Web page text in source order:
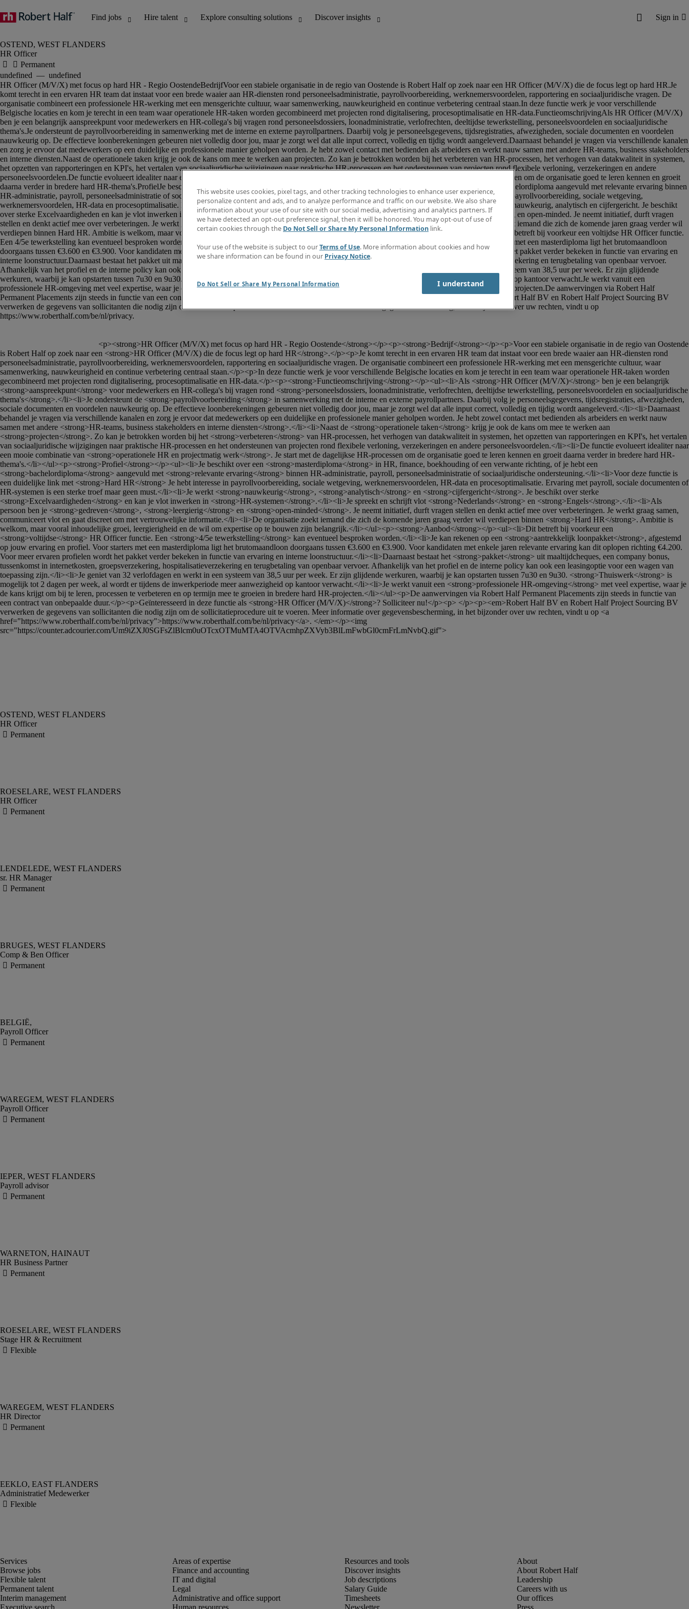
HR Officer
is Robert Half op zoek naar een <strong>HR Officer (M/V/X) die de focus legt op hard HR</strong>.</p><p>Je komt terecht in een ervaren HR team dat instaat voor een brede waaier aan HR-diensten rond
personeelsadministratie, payrollvoorbereiding, werknemersvoordelen, rapportering en sociaaljuridische vragen. De organisatie combineert een professionele HR-werking met een mensgerichte cultuur, waar
samenwerking, nauwkeurigheid en continue verbetering centraal staan.</p><p>In deze functie werk je voor verschillende Belgische locaties en kom je terecht in een team waar operationele HR-taken worden
gecombineerd met projecten rond digitalisering, procesoptimalisatie en HR-data.</p><p><strong>Functieomschrijving</strong></p><ul><li>Als <strong>HR Officer (M/V/X)</strong> ben je een belangrijk
<strong>aanspreekpunt</strong> voor medewerkers en HR-collega's bij vragen rond <strong>personeelsdossiers, loonadministratie, verlofrechten, deeltijdse tewerkstelling, personeelsvoordelen en sociaaljuridische
thema's</strong>.</li><li>Je ondersteunt de <strong>payrollvoorbereiding</strong> in samenwerking met de interne en externe payrollpartners. Daarbij volg je personeelsgegevens, tijdsregistraties, afwezigheden,
sociale documenten en voordelen nauwkeurig op. De effectieve loonberekeningen gebeuren niet volledig door jou, maar je zorgt wel dat alle input correct, volledig en tijdig wordt aangeleverd.</li><li>Daarnaast
behandel je vragen via verschillende kanalen en zorg je ervoor dat medewerkers op een duidelijke en professionele manier geholpen worden. Je hebt zowel contact met bedienden als arbeiders en werkt nauw
samen met andere <strong>HR-teams, business stakeholders en interne diensten</strong>.</li><li>Naast de <strong>operationele taken</strong> krijg je ook de kans om mee te werken aan
<strong>projecten</strong>. Zo kan je betrokken worden bij het <strong>verbeteren</strong> van HR-processen, het verhogen van datakwaliteit in systemen, het opzetten van rapporteringen en KPI's, het vertalen
van sociaaljuridische wijzigingen naar praktische HR-processen en het ondersteunen van projecten rond flexibele verloning, verzekeringen en andere personeelsvoordelen.</li><li>De functie evolueert idealiter naar
een mooie combinatie van <strong>operationele HR en projectmatig werk</strong>. Je start met de dagelijkse HR-processen om de organisatie goed te leren kennen en groeit daarna verder in bredere hard HR-
thema's.</li></ul><p><strong>Profiel</strong></p><ul><li>Je beschikt over een <strong>masterdiploma</strong> in HR, finance, boekhouding of een verwante richting, of je hebt een
<strong>bachelordiploma</strong> aangevuld met <strong>relevante ervaring</strong> binnen HR-administratie, payroll, personeelsadministratie of sociaaljuridische ondersteuning.</li><li>Voor deze functie is
een duidelijke link met <strong>Hard HR</strong> Je hebt interesse in payrollvoorbereiding, sociale wetgeving, werknemersvoordelen, HR-data en procesoptimalisatie. Ervaring met payroll, sociale documenten of
HR-systemen is een sterke troef maar geen must.</li><li>Je werkt <strong>nauwkeurig</strong>, <strong>analytisch</strong> en <strong>cijfergericht</strong>. Je beschikt over sterke
<strong>Excelvaardigheden</strong> en kan je vlot inwerken in <strong>HR-systemen</strong>.</li><li>Je spreekt en schrijft vlot <strong>Nederlands</strong> en <strong>Engels</strong>.</li><li>Als
persoon ben je <strong>gedreven</strong>, <strong>leergierig</strong> en <strong>open-minded</strong>. Je neemt initiatief, durft vragen stellen en denkt actief mee over verbeteringen. Je werkt graag samen,
communiceert vlot en gaat discreet om met vertrouwelijke informatie.</li><li>De organisatie zoekt iemand die zich de komende jaren graag verder wil verdiepen binnen <strong>Hard HR</strong>. Ambitie is
welkom, maar vooral inhoudelijke groei, leergierigheid en de wil om expertise op te bouwen zijn belangrijk.</li></ul><p><strong>Aanbod</strong></p><ul><li>Dit betreft bij voorkeur een
<strong>voltijdse</strong> HR Officer functie. Een <strong>4/5e tewerkstelling</strong> kan eventueel besproken worden.</li><li>Je kan rekenen op een <strong>aantrekkelijk loonpakket</strong>, afgestemd
op jouw ervaring en profiel. Voor starters met een masterdiploma ligt het brutomaandloon doorgaans tussen €3.600 en €3.900. Voor kandidaten met enkele jaren relevante ervaring kan dit oplopen richting €4.200.
Voor meer ervaren profielen wordt het pakket verder bekeken in functie van ervaring en interne loonstructuur.</li><li>Daarnaast bestaat het <strong>pakket</strong> uit maaltijdcheques, een company bonus,
tussenkomst in internetkosten, groepsverzekering, hospitalisatieverzekering en terugbetaling van openbaar vervoer. Afhankelijk van het profiel en de interne policy kan ook een leasingoptie voor een wagen van
toepassing zijn.</li><li>Je geniet van 32 verlofdagen en werkt in een systeem van 38,5 uur per week. Er zijn glijdende werkuren, waarbij je kan opstarten tussen 7u30 en 9u30. <strong>Thuiswerk</strong> is
mogelijk tot 2 dagen per week, al wordt er tijdens de inwerkperiode meer aanwezigheid op kantoor verwacht.</li><li>Je werkt vanuit een <strong>professionele HR-omgeving</strong> met veel expertise, waar je
de kans krijgt om bij te leren, processen te verbeteren en op termijn mee te groeien in bredere hard HR-projecten.</li></ul><p>De aanwervingen via Robert Half Permanent Placements zijn steeds in functie van
een contract van onbepaalde duur.</p><p>Geïnteresseerd in deze functie als <strong>HR Officer (M/V/X)</strong>? Solliciteer nu!</p><p> </p><p><em>Robert Half BV en Robert Half Project Sourcing BV
verwerken de gegevens van sollicitanten die nodig zijn om de sollicitatieprocedure uit te voeren. Meer informatie over gegevensbescherming, in het bijzonder over uw rechten, vindt u op <a
href="https://www.roberthalf.com/be/nl/privacy">https://www.roberthalf.com/be/nl/privacy</a>. </em></p><img
src="https://counter.adcourier.com/Um9iZXJ0SGFsZlBlcm0uOTcxOTMuMTA4OTVAcmhpZXVyb3BlLmFwbGl0cmFrLmNvbQ.gif">
HR Officer
HR Officer
sr. HR Manager
Comp & Ben Officer
Payroll Officer
Payroll Officer
Payroll advisor
HR Business Partner
Stage HR & Recruitment
HR Director
Administratief Medewerker
Browse jobs
Flexible talent
Permanent talent
Interim management
Executive search
Finance and accounting
IT and digital
Legal
Administrative and office support
Human resources
Discover insights
Job descriptions
Salary Guide
Timesheets
Newsletter
About Robert Half
Leadership
Careers with us
Our offices
Press
This website uses cookies, pixel tags, and other tracking technologies to enhance user experience,
personalize content and ads, and to analyze performance and traffic on our website. We also share
information about your use of our site with our social media, advertising and analytics partners. If
we have detected an opt-out preference signal, then it will be honored. You may opt-out of use of
certain cookies through the Do Not Sell or Share My Personal Information link.
Your use of the website is subject to ourTerms of Use. More information about cookies and how
we share information can be found in our Privacy Notice.
Do Not Sell or Share My Personal Information I understand